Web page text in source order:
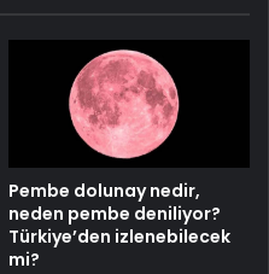
Pembe dolunay nedir,
neden pembe deniliyor?
Türkiye’den izlenebilecek
mi?